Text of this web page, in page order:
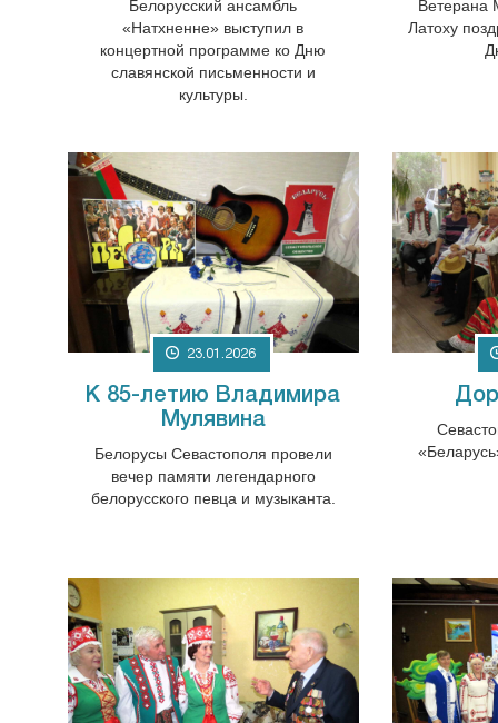
Белорусский ансамбль
«Натхненне» выступил в
концертной программе ко Дню
славянской письменности и
культуры.
Ветерана
Латоху
23.01.2026
К 85-летию Владимира
Мулявина
Белорусы Севастополя провели
вечер памяти легендарного
белорусского певца и музыканта.